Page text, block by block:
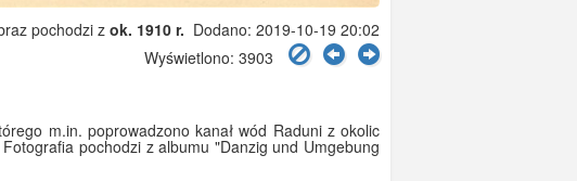
pochodzi zok. 1910 r. Dodano: 2019-10-19 20:02
Wyświetlono: 3903
m.in. poprowadzono kanał wód Raduni z okolic
pochodzi z albumu "Danzig und Umgebung